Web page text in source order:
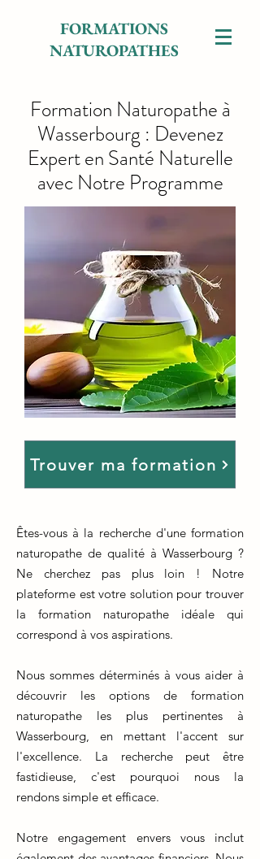
FORMATIONS
NATUROPATHES
Formation Naturopathe à
Wasserbourg : Devenez
Expert en Santé Naturelle
avec Notre Programme
Trouver ma formation
Êtes-vous à la recherche d'une formation
naturopathe de qualité à Wasserbourg ?
Ne cherchez pas plus loin ! Notre
plateforme est votre solution pour trouver
la formation naturopathe idéale qui
correspond à vos aspirations.
Nous sommes déterminés à vous aider à
découvrir les options de formation
naturopathe les plus pertinentes à
Wasserbourg, en mettant l'accent sur
l'excellence. La recherche peut être
fastidieuse, c'est pourquoi nous la
rendons simple et efficace.
Notre engagement envers vous inclut